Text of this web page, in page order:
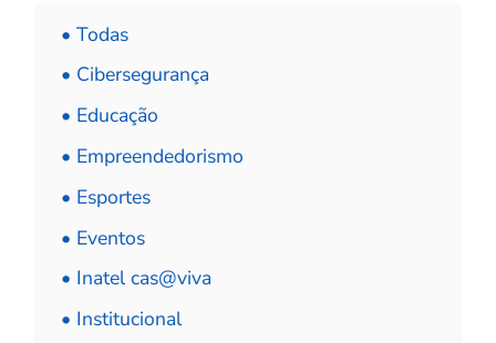
• Todas
• Cibersegurança
• Educação
• Empreendedorismo
• Esportes
• Eventos
• Inatel cas@viva
• Institucional